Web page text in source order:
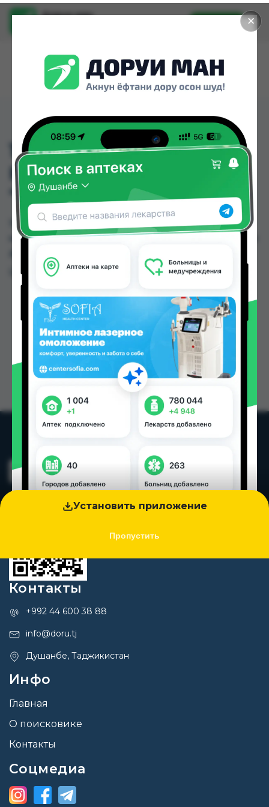
✕
Установить приложение
Пропустить
Доруи ман
Установить
192 НАБОР
НОХУНГИРАК ТУРКИ
"WEE BABY"
192 НАБОР НОХУНГИРАК ТУРКИ "WEE BABY"
можно купить или заказать в аптеках Душанбе и
Цена: отTJS
Контакты
+992 44 600 38 88
info@doru.tj
Душанбе, Таджикистан
Инфо
Главная
О поисковике
Контакты
Соцмедиа